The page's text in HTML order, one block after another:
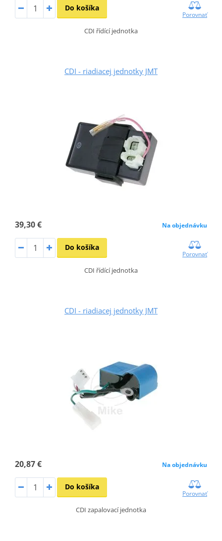
Do košíka
Porovnať
CDI řídící jednotka
CDI - riadiacej jednotky JMT
39,30 € Na objednávku
Do košíka
Porovnať
CDI řídící jednotka
CDI - riadiacej jednotky JMT
20,87 € Na objednávku
Do košíka
Porovnať
CDI zapalovací jednotka